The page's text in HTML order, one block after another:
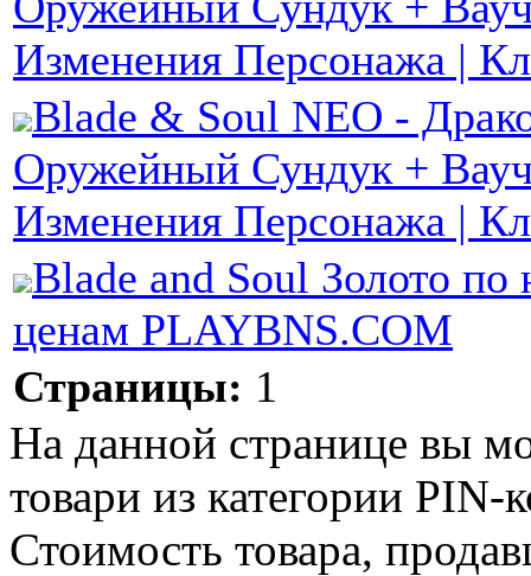
Изменения Персонажа |
Blade & Soul NEO -
Оружейный Сундук +
Изменения Персонажа |
Blade and Soul Золото по
ценам PLAYBNS.COM
Страницы: 1
На данной странице вы
товари из категории
Стоимость товара,